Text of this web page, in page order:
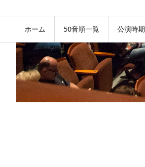
ホーム 50音順一覧 公演時期